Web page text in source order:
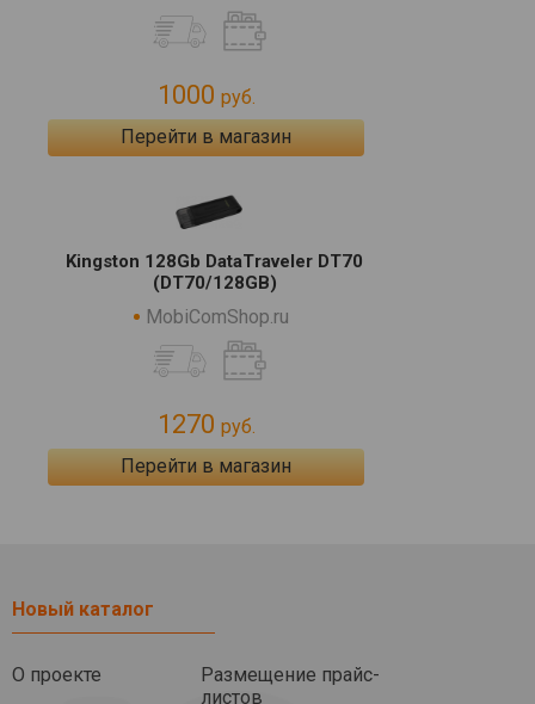
1000 руб.
Перейти в магазин
Kingston 128Gb DataTraveler DT70
(DT70/128GB)
MobiComShop.ru
1270 руб.
Перейти в магазин
Новый каталог
О проекте
Размещение прайс-
листов